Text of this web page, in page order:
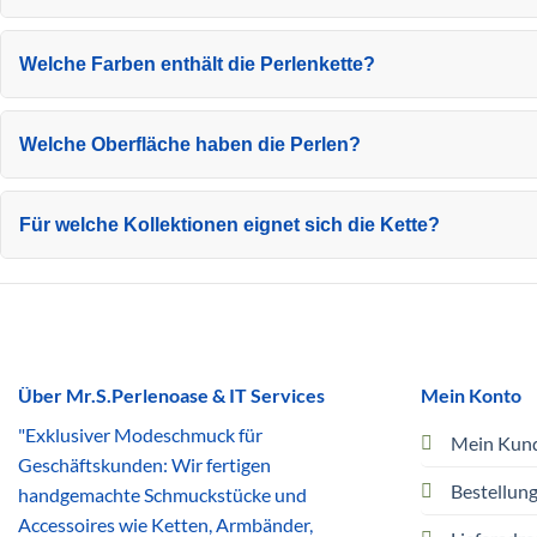
Welche Farben enthält die Perlenkette?
Welche Oberfläche haben die Perlen?
Für welche Kollektionen eignet sich die Kette?
Über Mr.S.Perlenoase & IT Services
"Exklusiver Modeschmuck für
Geschäftskunden: Wir fertigen
handgemachte Schmuckstücke und
Accessoires wie Ketten, Armbänder,
Mein Konto
Mein